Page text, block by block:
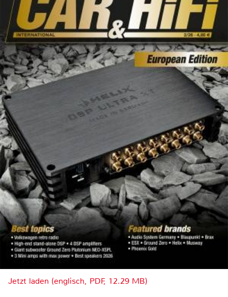
Jetzt laden (englisch, PDF, 12.29 MB)